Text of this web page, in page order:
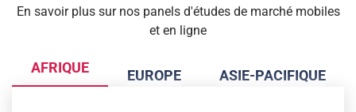
En savoir plus sur nos panels d'études de marché mobiles
et en ligne
AFRIQUE EUROPE ASIE-PACIFIQUE